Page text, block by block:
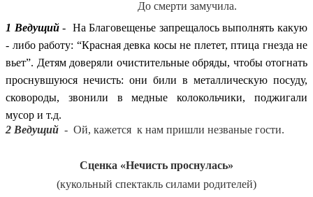
До смерти замучила.
1 Ведущий- На Благовещенье запрещалось выполнять какую
- либо работу: “Красная девка косы не плетет, птица гнезда не
вьет”. Детям доверяли очистительные обряды, чтобы отогнать
проснувшуюся нечисть: они били в металлическую посуду,
сковороды, звонили в медные колокольчики, поджигали
мусор и т.д.
2 Ведущий - Ой, кажется к нам пришли незваные гости.
Сценка «Нечисть проснулась»
(кукольный спектакль силами родителей)